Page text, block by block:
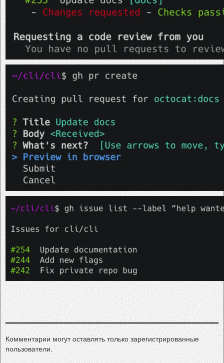
Комментарии могут оставлять только зарегистрированные
пользователи.